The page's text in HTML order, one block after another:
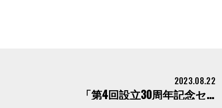
2023.08.22
「第4回設立30周年記念セミナー」について